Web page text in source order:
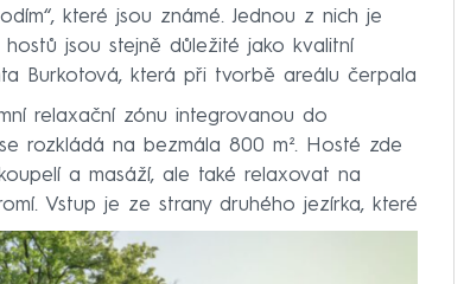
které jsou známé. Jednou z nich je
jsou stejně důležité jako kvalitní
Burkotová, která při tvorbě areálu čerpala
relaxační zónu integrovanou do
rozkládá na bezmála 800 m². Hosté zde
a masáží, ale také relaxovat na
Vstup je ze strany druhého jezírka, které